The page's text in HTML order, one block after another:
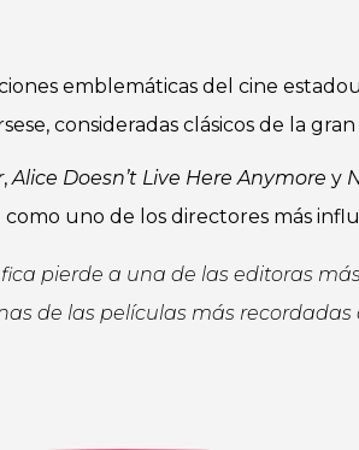
emblemáticas del cine
consideradas clásicos de la
,Alice Doesn’t Live Here Anymore y
uno de los directores más
pierde a una de las editoras
de las películas más recordadas